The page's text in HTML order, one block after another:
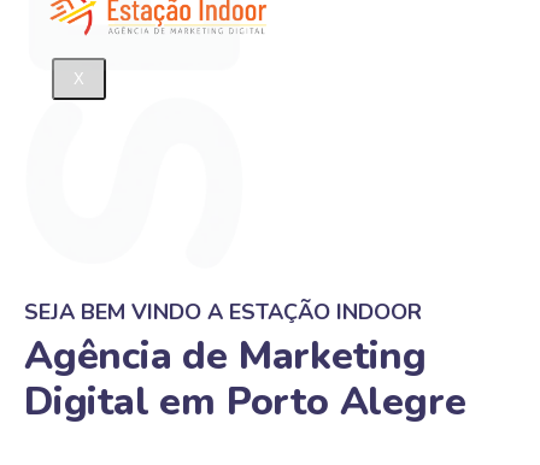
X
SEJA BEM VINDO A ESTAÇÃO INDOOR
Agência de Marketing
Digital em Porto Alegre